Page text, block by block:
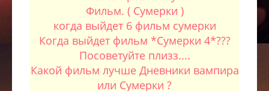
Фильм. ( Сумерки )
когда выйдет 6 фильм сумерки
Когда выйдет фильм *Сумерки 4*???
Посоветуйте плизз....
Какой фильм лучше Дневники вампира
или Сумерки ?